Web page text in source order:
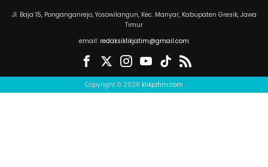
Jl. Baja 15, Ponganganrejo, Yosowilangun, Kec. Manyar, Kabupaten Gresik, Jawa
Timur
email: redaksiklikjatim@gmail.com
Copyright © 2026 klikjatim.com